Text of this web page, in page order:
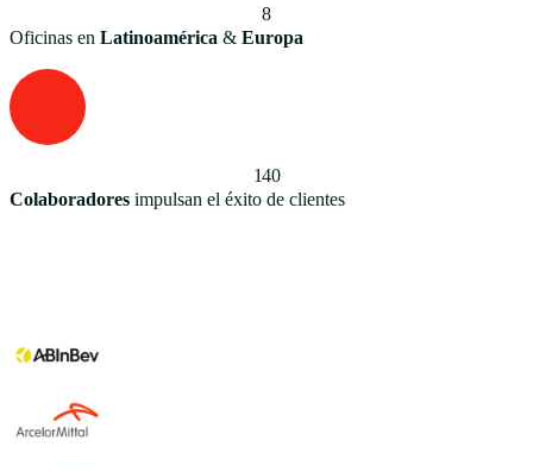
8
Oficinas en Latinoamérica & Europa
140
Colaboradores impulsan el éxito de clientes